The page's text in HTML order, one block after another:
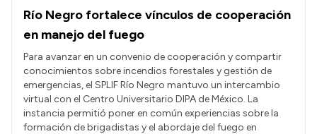
Río Negro fortalece vínculos de cooperación
en manejo del fuego
Para avanzar en un convenio de cooperación y compartir
conocimientos sobre incendios forestales y gestión de
emergencias, el SPLIF Río Negro mantuvo un intercambio
virtual con el Centro Universitario DIPA de México. La
instancia permitió poner en común experiencias sobre la
formación de brigadistas y el abordaje del fuego en